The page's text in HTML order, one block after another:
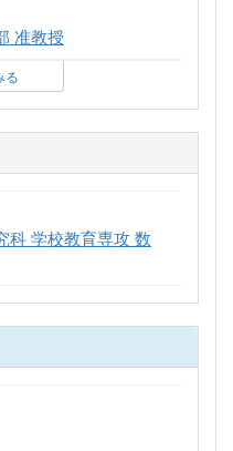
准教授
る
科 学校教育専攻 数